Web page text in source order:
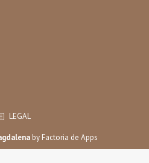
LEGAL
by Factoria de Apps